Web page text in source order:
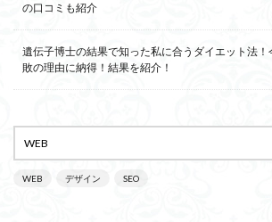
の口コミも紹介
遺伝子博士の結果で知った私に合うダイエット法
敗の理由に納得！結果を紹介！
WEB デザイン SEO